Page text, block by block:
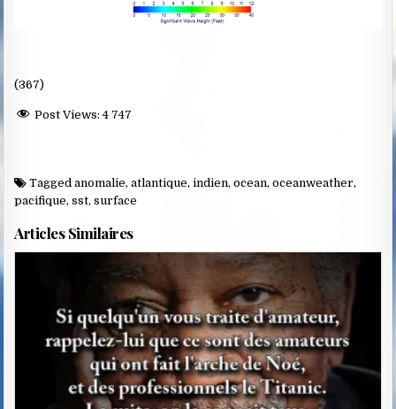
(367)
Post Views: 4 747
Taggedanomalie,atlantique,indien,ocean,oceanweather,
pacifique,sst,surface
Articles Similaires
Posted
in